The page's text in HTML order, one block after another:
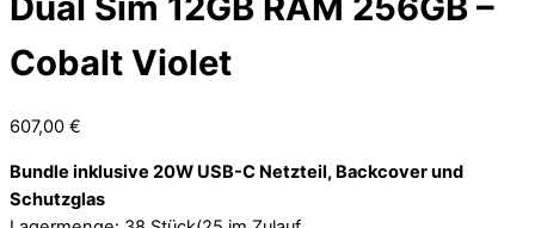
Cobalt Violet
607,00 €
Bundle inklusive 20W USB-C Netzteil, Backcover und
Schutzglas